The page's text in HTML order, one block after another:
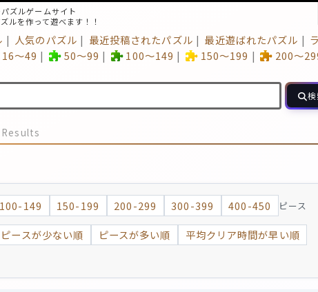
ズルゲームサイト
ルを作って遊べます！！
人気のパズル 最近投稿されたパズル 最近遊ばれたパズル
16～49 50～99 100～149 150～199 200～
100-149 150-199 200-299 300-399 400-450 ピース
ピースが少ない順 ピースが多い順
平均クリア時間が早い順